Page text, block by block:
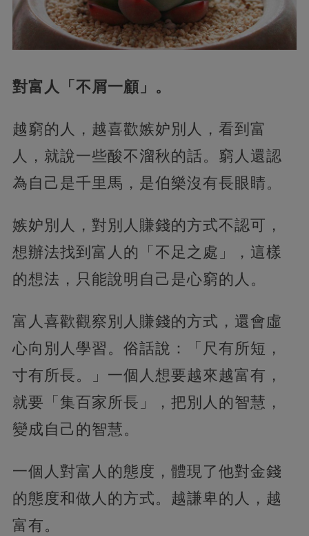
對富人「不屑一顧」。
越窮的人，越喜歡嫉妒別人，看到富
人，就說一些酸不溜秋的話。窮人還認
為自己是千里馬，是伯樂沒有長眼睛。
嫉妒別人，對別人賺錢的方式不認可，
想辦法找到富人的「不足之處」，這樣
的想法，只能說明自己是心窮的人。
富人喜歡觀察別人賺錢的方式，還會虛
心向別人學習。俗話說：「尺有所短，
寸有所長。」一個人想要越來越富有，
就要「集百家所長」，把別人的智慧，
變成自己的智慧。
一個人對富人的態度，體現了他對金錢
的態度和做人的方式。越謙卑的人，越
富有。